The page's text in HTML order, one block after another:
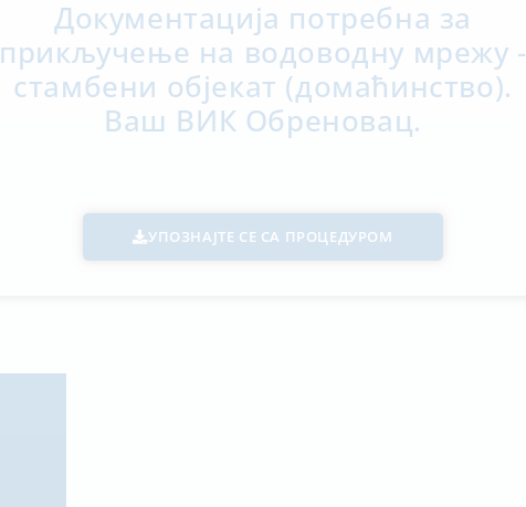
Документација потребна за
прикључење на водоводну мрежу -
стамбени објекат (домаћинство).
Ваш ВИК Обреновац.
УПОЗНАЈТЕ СЕ СА ПРОЦЕДУРОМ